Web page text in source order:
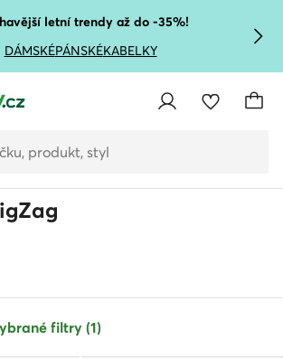
OBSAHletní trendy až do -35%!
DÁMSKÉPÁNSKÉKABELKY
produkt, styl
filtry (1)